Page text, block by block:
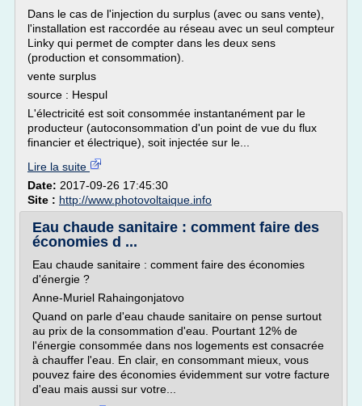
Dans le cas de l'injection du surplus (avec ou sans vente),
l'installation est raccordée au réseau avec un seul compteur
Linky qui permet de compter dans les deux sens
(production et consommation).
vente surplus
source : Hespul
L'électricité est soit consommée instantanément par le
producteur (autoconsommation d'un point de vue du flux
financier et électrique), soit injectée sur le...
Lire la suite
Date: 2017-09-26 17:45:30
Site : http://www.photovoltaique.info
Eau chaude sanitaire : comment faire des
économies d ...
Eau chaude sanitaire : comment faire des économies
d'énergie ?
Anne-Muriel Rahaingonjatovo
Quand on parle d'eau chaude sanitaire on pense surtout
au prix de la consommation d'eau. Pourtant 12% de
l'énergie consommée dans nos logements est consacrée
à chauffer l'eau. En clair, en consommant mieux, vous
pouvez faire des économies évidemment sur votre facture
d'eau mais aussi sur votre...